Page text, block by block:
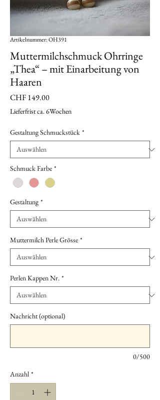
Artikelnummer: OH391
Muttermilchschmuck Ohrringe
„Thea“ – mit Einarbeitung von
Haaren
CHF 149.00Preis
Lieferfrist ca. 6Wochen
Gestaltung Schmuckstück *
Schmuck Farbe *
Gestaltung *
Muttermilch Perle Grösse *
Perlen Kappen Nr. *
Nachricht (optional)
0/500
Anzahl *